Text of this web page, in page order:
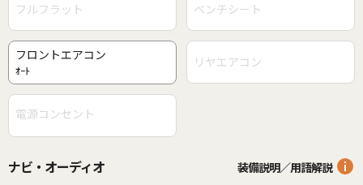
フルフラット ベンチシート
フロントエアコン
ｵｰﾄ リヤエアコン
電源コンセント
ナビ・オーディオ 装備説明／用語解説